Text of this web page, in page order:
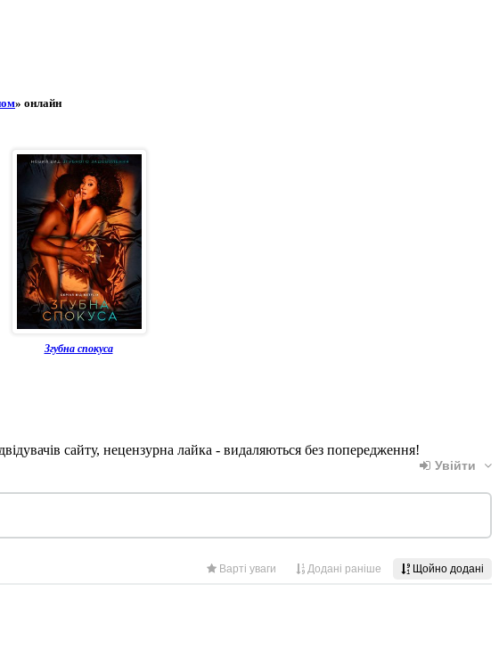
» онлайн
Згубна спокуса
сайту, нецензурна лайка - видаляються без попередження!